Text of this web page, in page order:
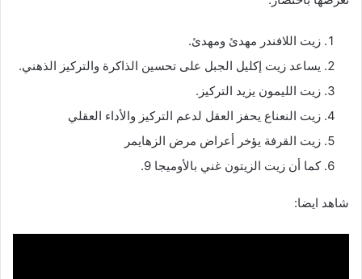
زيت اللافندر مهدئ ومهدئ.
يساعد زيت إكليل الجبل على تحسين الذاكرة والتركيز الذهني.
زيت الليمون يزيد التركيز.
زيت النعناع يحفز العقل لدعم التركيز والأداء العقلي
زيت القرفة يؤخر أعراض مرض الزهايمر
كما أن زيت الزيتون غني بالأوميجا 9.
شاهد ايضا: